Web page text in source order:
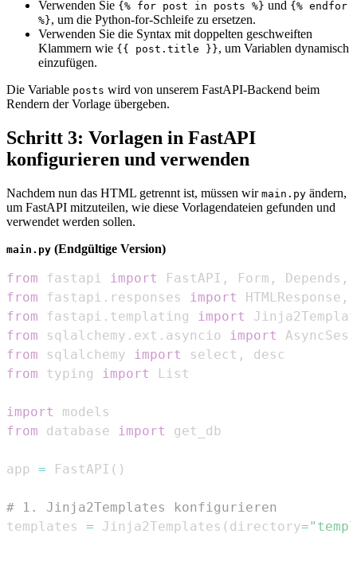
Verwenden Sie {% for post in posts %} und {% endfor
%}, um die Python-for-Schleife zu ersetzen.
Verwenden Sie die Syntax mit doppelten geschweiften
Klammern wie {{ post.title }}, um Variablen dynamisch
einzufügen.
Die Variable posts wird von unserem FastAPI-Backend beim
Rendern der Vorlage übergeben.
Schritt 3: Vorlagen in FastAPI
konfigurieren und verwenden
Nachdem nun das HTML getrennt ist, müssen wir main.py ändern,
um FastAPI mitzuteilen, wie diese Vorlagendateien gefunden und
verwendet werden sollen.
main.py (Endgültige Version)
from fastapi import FastAPI , Form , Depends ,
from fastapi . responses import HTMLResponse ,
from fastapi . templating
import
from sqlalchemy . ext . asyncio
import
from sqlalchemy import select ,
from typing import
import
from database import
app = FastAPI ( )
# 1. Jinja2Templates konfigurieren
templates = Jinja2Templates ( directory=